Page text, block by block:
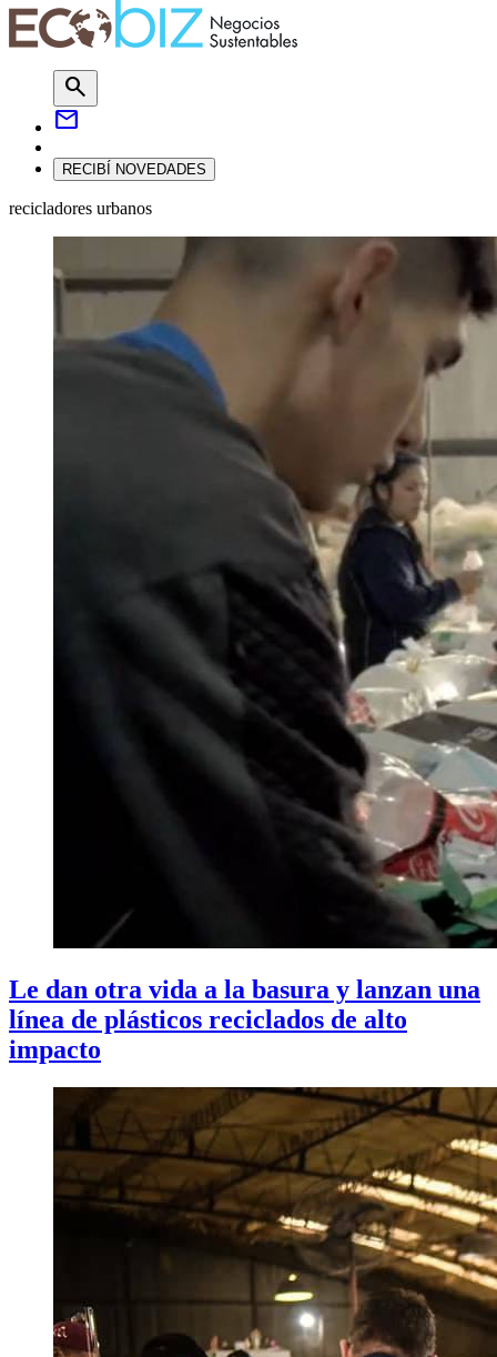
search
mail
RECIBÍ NOVEDADES
recicladores urbanos
Le dan otra vida a la basura y lanzan una
línea de plásticos reciclados de alto
impacto